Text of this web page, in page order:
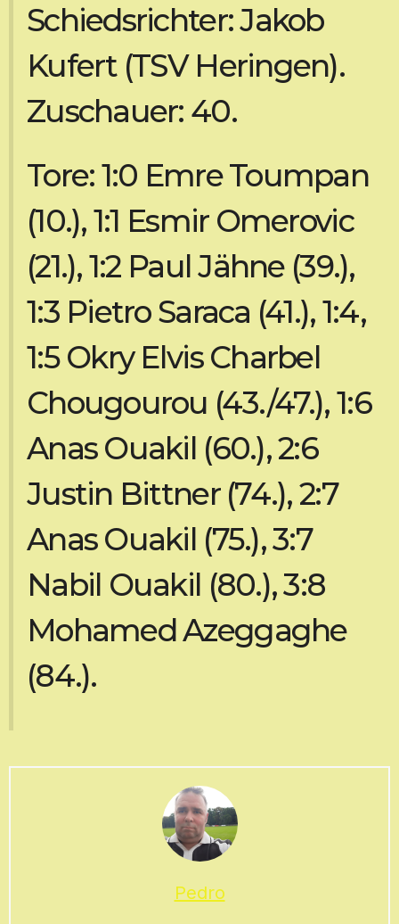
Schiedsrichter: Jakob
Kufert (TSV Heringen).
Zuschauer: 40.
Tore: 1:0 Emre Toumpan
(10.), 1:1 Esmir Omerovic
(21.), 1:2 Paul Jähne (39.),
1:3 Pietro Saraca (41.), 1:4,
1:5 Okry Elvis Charbel
Chougourou (43./47.), 1:6
Anas Ouakil (60.), 2:6
Justin Bittner (74.), 2:7
Anas Ouakil (75.), 3:7
Nabil Ouakil (80.), 3:8
Mohamed Azeggaghe
(84.).
Pedro